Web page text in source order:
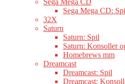
Sega Mega CD
Sega Mega CD:
32X
Saturn
Saturn: Spil
Saturn: Konsoller
Homebrews mm
Dreamcast
Dreamcast: Spil
Dreamcast: